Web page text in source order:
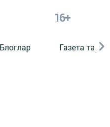
16+
Блоглар Газета тарихы